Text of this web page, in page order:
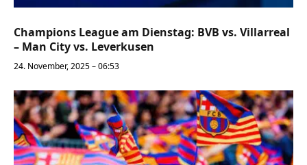
Champions League am Dienstag: BVB vs. Villarreal
– Man City vs. Leverkusen
24. November, 2025 – 06:53